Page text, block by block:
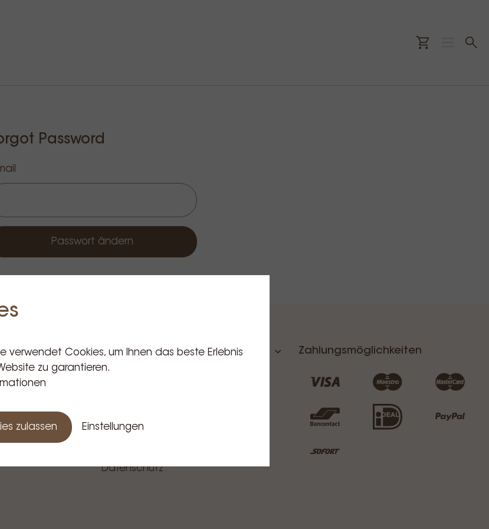
Password
Passwort ändern
Kundenbetreuung
Lieferung & Abholung
Datenschutz
Zahlungsmöglichkeiten
verwendet Cookies, um Ihnen das beste Erlebnis
zu garantieren.
zulassen Einstellungen